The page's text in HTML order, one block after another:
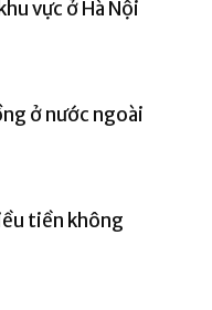
vực ở Hà Nội
ở nước ngoài
tiền không